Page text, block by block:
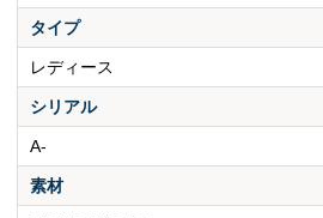
タイプ
レディース
シリアル
A-
素材